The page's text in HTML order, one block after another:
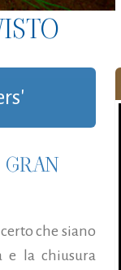
GRAN
che siano
e la chiusura